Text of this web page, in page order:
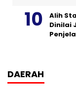
Alih
Dinilai
DAERAH